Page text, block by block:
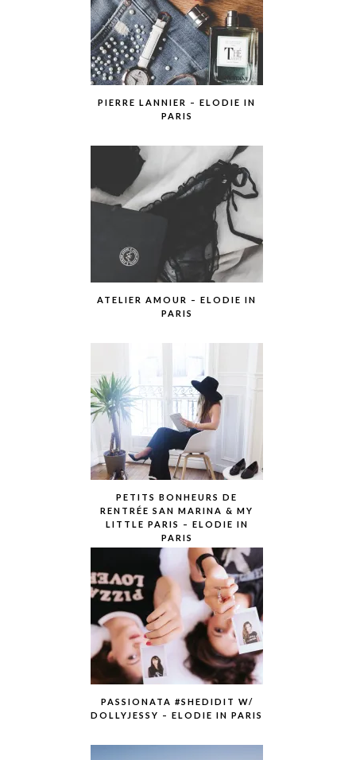
PIERRE LANNIER – ELODIE IN
PARIS
ATELIER AMOUR – ELODIE IN
PARIS
PETITS BONHEURS DE
RENTRÉE SAN MARINA & MY
LITTLE PARIS – ELODIE IN
PARIS
PASSIONATA #SHEDIDIT W/
DOLLYJESSY – ELODIE IN PARIS